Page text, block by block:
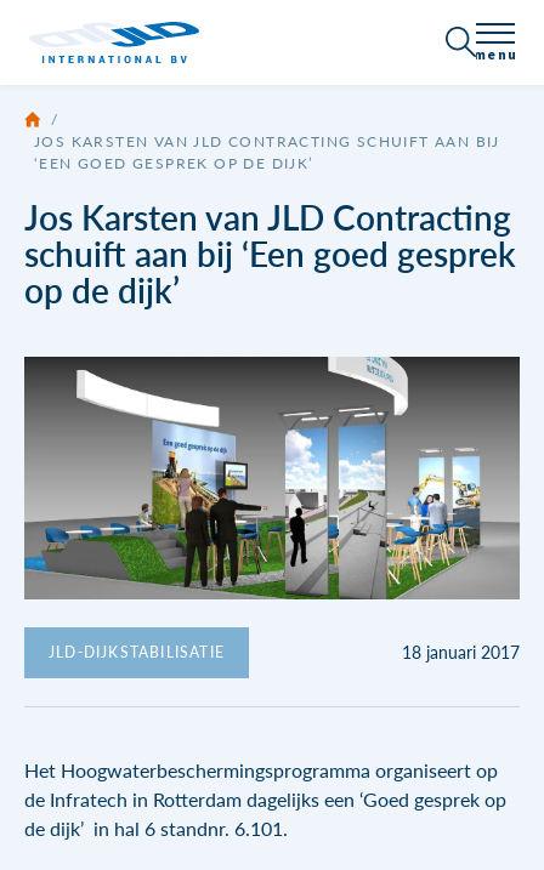
Over JLD
Certificering
Bedrijfsprofiel
Producten
Alle producten
Ankersystemen
Water regulering systemen
Drijvende steigers
Toepassingen
Neem contact op
Rekenblad aanvragen
Downloads
1446 AK Purmerend
info@jldinternational.com
KVK: 371 211 24
BTW: 8154.51.179.B01
menu
/
JOS KARSTEN VAN JLD CONTRACTING SCHUIFT AAN BIJ
‘EEN GOED GESPREK OP DE DIJK’
Jos Karsten van JLD Contracting
schuift aan bij ‘Een goed gesprek
op de dijk’
JLD-DIJKSTABILISATIE 18 januari 2017
Het Hoogwaterbeschermingsprogramma organiseert op
de Infratech in Rotterdam dagelijks een ‘Goed gesprek op
de dijk’ in hal 6 standnr. 6.101.